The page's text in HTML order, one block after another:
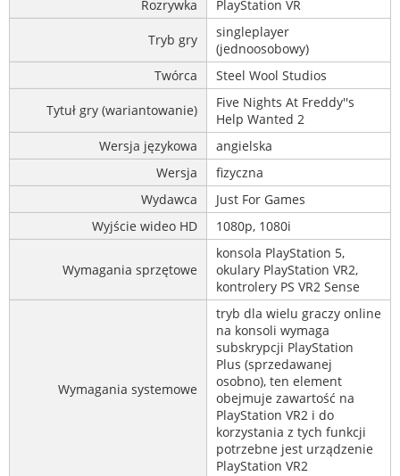
Rozrywka
PlayStation VR
Tryb gry
singleplayer
(jednoosobowy)
Twórca
Steel Wool Studios
Tytuł gry (wariantowanie)
Five Nights At Freddy''s
Help Wanted 2
Wersja językowa
angielska
Wersja
fizyczna
Wydawca
Just For Games
Wyjście wideo HD
1080p, 1080i
Wymagania sprzętowe
konsola PlayStation 5,
okulary PlayStation VR2,
kontrolery PS VR2 Sense
Wymagania systemowe
tryb dla wielu graczy online
na konsoli wymaga
subskrypcji PlayStation
Plus (sprzedawanej
osobno), ten element
obejmuje zawartość na
PlayStation VR2 i do
korzystania z tych funkcji
potrzebne jest urządzenie
PlayStation VR2